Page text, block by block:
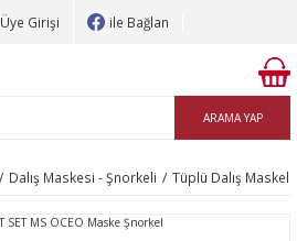
Üye Girişi ile Bağlan
ARAMA YAP
Dalış Maskesi - Şnorkeli Tüplü Dalış